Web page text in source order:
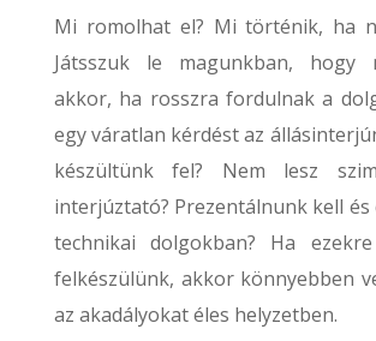
Mi romolhat el? Mi történik, ha
Játsszuk le magunkban, hogy
akkor, ha rosszra fordulnak a
egy váratlan kérdést az
készültünk fel? Nem lesz
interjúztató? Prezentálnunk kell és
technikai dolgokban? Ha
felkészülünk, akkor könnyebben
az akadályokat éles helyzetben.